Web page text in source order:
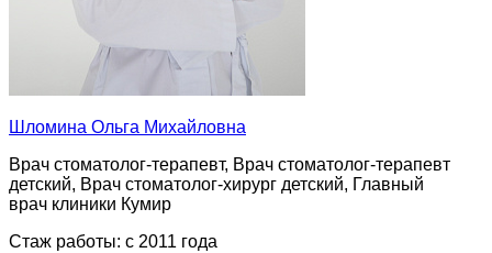
Шломина Ольга Михайловна
Врач стоматолог-терапевт, Врач стоматолог-терапевт
детский, Врач стоматолог-хирург детский, Главный
врач клиники Кумир
Стаж работы: с 2011 года